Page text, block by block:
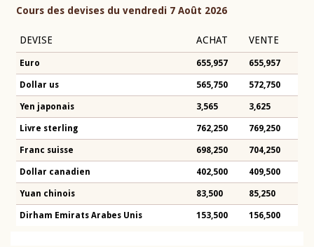
Cours des devises du vendredi 7 Août 2026
DEVISE ACHAT VENTE
Euro 655,957 655,957
Dollar us 565,750 572,750
Yen japonais 3,565 3,625
Livre sterling 762,250 769,250
Franc suisse 698,250 704,250
Dollar canadien 402,500 409,500
Yuan chinois 83,500 85,250
Dirham Emirats Arabes Unis 153,500 156,500